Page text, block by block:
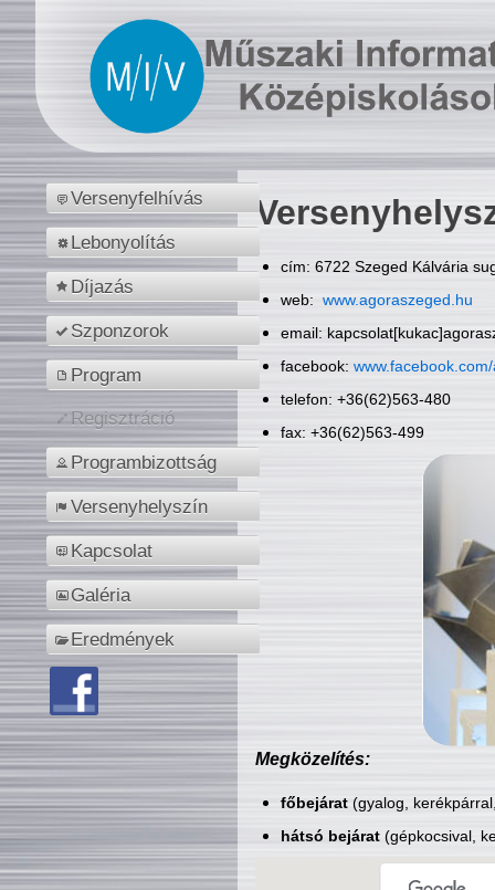
Versenyfelhívás
Lebonyolítás
Díjazás
Szponzorok
Program
Regisztráció
Programbizottság
Versenyhelyszín
Kapcsolat
Galéria
Eredmények
cím: 6722 Szeged Kálvária
web: www.agoraszeged.hu
email:
facebook:
telefon: +36(62)563-480
fax: +36(62)563-499
Megközelítés:
főbejárat(gyalog,
hátsó bejárat(gépkocsival,